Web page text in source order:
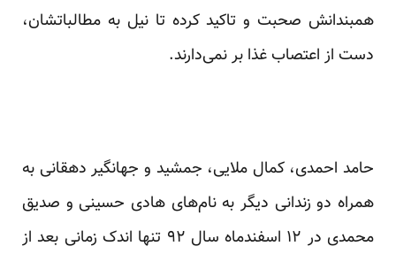
همبندانش صحبت و تاکید کرده تا نیل به مطالباتشان،
دست از اعتصاب غذا بر نمی‌دارند.
حامد احمدی، کمال ملایی، جمشید و جهانگیر دهقانی به
همراه دو زندانی دیگر به نام‌های هادی حسینی و صدیق
محمدی در ۱۲ اسفندماه سال ۹۲ تنها اندک زمانی بعد از